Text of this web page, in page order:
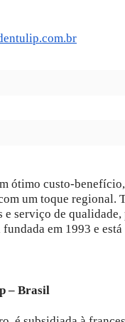
ntulip.com.br
ótimo custo-
um toque regional.
serviço de
em 1993 e
– Brasil